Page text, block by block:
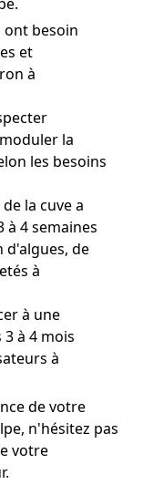
ont besoin
et
à
la
les besoins
la cuve a
4 semaines
de
à
à une
à 4 mois
à
de votre
n'hésitez pas
votre